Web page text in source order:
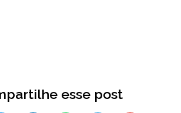
esse post